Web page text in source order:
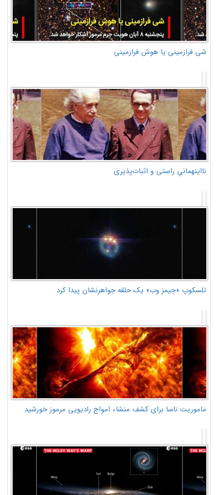
شی فرازمینی یا هوش فرازمینی
نااینهمانیِ راستی و اثبات‌پذیری
تلسکوپ «جیمز وب» یک حلقه جواهرنشان پیدا کرد
ماموریت ناسا برای کشف منشاء امواج رادیویی مرموز خورشید